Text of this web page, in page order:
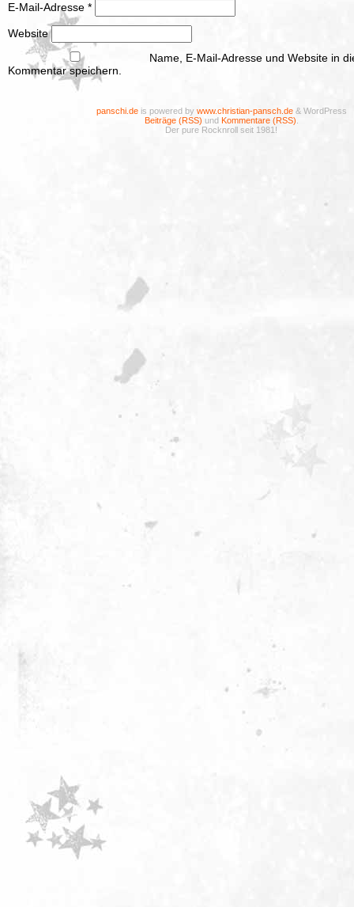
E-Mail-Adresse *
Website
Name, E-Mail-Adresse und Website in
Kommentar speichern.
panschi.deis powered by www.christian-pansch.de& WordPress
Beiträge (RSS) und Kommentare (RSS)
Der pure Rocknroll seit 1981!